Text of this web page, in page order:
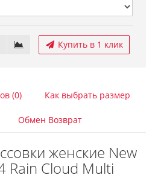
Купить в 1 клик
(0) Как выбрать размер
Обмен Возврат
женские New
Rain Cloud Multi